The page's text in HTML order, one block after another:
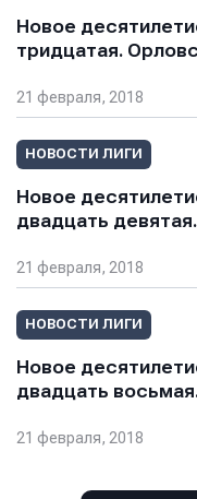
Новое
тридцатая.
21 февраля, 2018
НОВОСТИ ЛИГИ
Новое
двадцать
21 февраля, 2018
НОВОСТИ ЛИГИ
Новое
двадцать
21 февраля, 2018